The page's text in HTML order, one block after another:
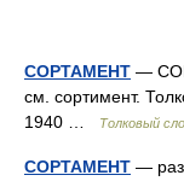
СОРТАМЕНТ —
см. сортимент.
1940 …
Толковый
СОРТАМЕНТ —